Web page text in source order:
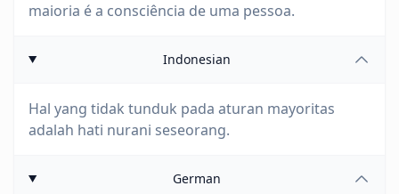
maioria é a consciência de uma pessoa.
Indonesian
Hal yang tidak tunduk pada aturan mayoritas
adalah hati nurani seseorang.
German